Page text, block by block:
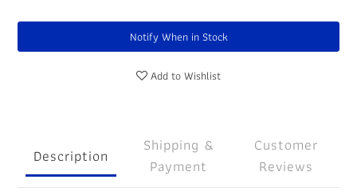
Notify When in Stock
Add to Wishlist
Description
Shipping &
Payment
Customer
Reviews